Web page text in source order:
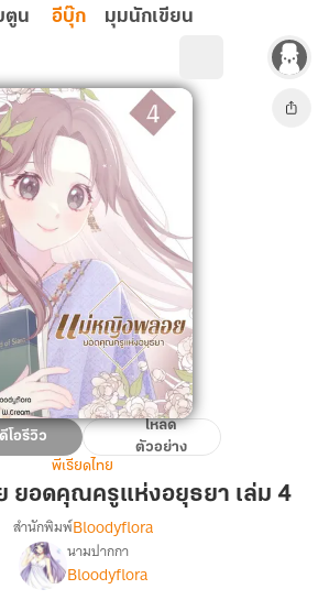
ตูน อีบุ๊ก มุมนักเขียน
ย
รู
โอรีวิว
โหลด
ตัวอย่าง
พีเรียดไทย
ยอดคุณครูแห่งอยุธยา เล่ม 4
เรื่อง[จบ]แม่
หญิง
สำนักพิมพ์Bloodyflora
นามปากกา
Bloodyflora